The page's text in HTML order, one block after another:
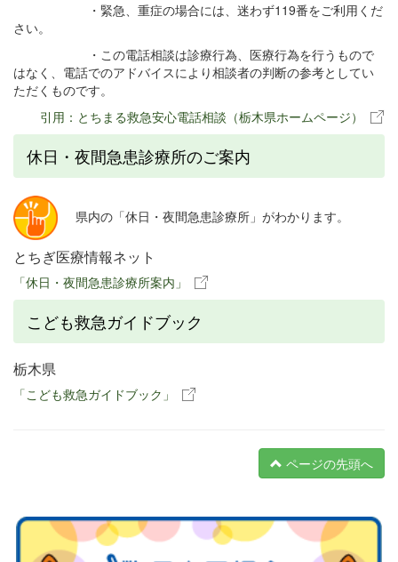
・緊急、重症の場合には、迷わず119番をご利用くだ
さい。
・この電話相談は診療行為、医療行為を行うもので
はなく、電話でのアドバイスにより相談者の判断の参考としてい
ただくものです。
引用：とちまる救急安心電話相談（栃木県ホームページ）
休日・夜間急患診療所のご案内
県内の「休日・夜間急患診療所」がわかります。
とちぎ医療情報ネット
「休日・夜間急患診療所案内」
こども救急ガイドブック
栃木県
「こども救急ガイドブック」
ページの先頭へ